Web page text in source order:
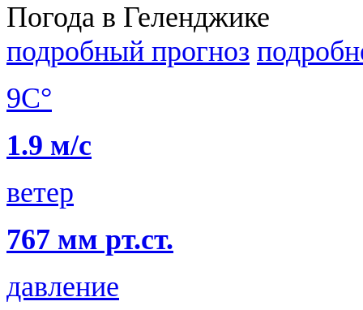
Погода в Геленджике
подробный прогноз
9C°
1.9 м/с
ветер
767 мм рт.ст.
давление